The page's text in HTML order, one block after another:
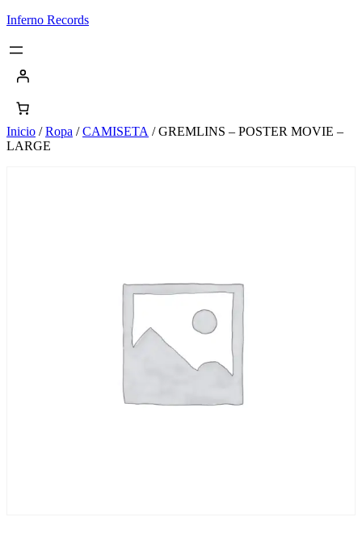
Saltar
contenido
Inferno Records
Inicio /Ropa /CAMISETA / GREMLINS – POSTER MOVIE –
LARGE